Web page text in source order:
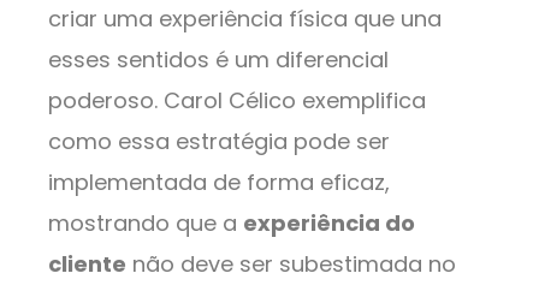
criar uma experiência física que una
esses sentidos é um diferencial
poderoso. Carol Célico exemplifica
como essa estratégia pode ser
implementada de forma eficaz,
mostrando que a experiência do
cliente não deve ser subestimada no